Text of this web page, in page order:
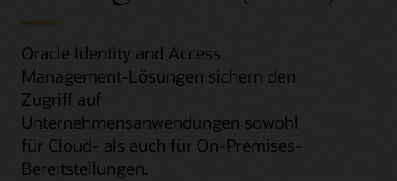
Oracle Identity and Access
Management-Lösungen sichern den
Zugriff auf
Unternehmensanwendungen sowohl
für Cloud- als auch für On-Premises-
Bereitstellungen.